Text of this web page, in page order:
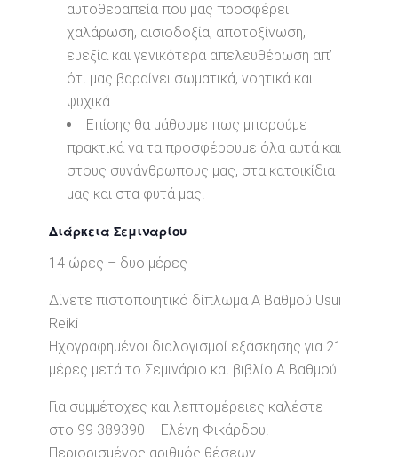
αυτοθεραπεία που μας προσφέρει
χαλάρωση, αισιοδοξία, αποτοξίνωση,
ευεξία και γενικότερα απελευθέρωση απ’
ότι μας βαραίνει σωματικά, νοητικά και
ψυχικά.
Επίσης θα μάθουμε πως μπορούμε
πρακτικά να τα προσφέρουμε όλα αυτά και
στους συνάνθρωπους μας, στα κατοικίδια
μας και στα φυτά μας.
Διάρκεια Σεμιναρίου
14 ώρες – δυο μέρες
Δίνετε πιστοποιητικό δίπλωμα Α Βαθμού Usui
Reiki
Ηχογραφημένοι διαλογισμοί εξάσκησης για 21
μέρες μετά το Σεμινάριο και βιβλίο Α Βαθμού.
Για συμμέτοχες και λεπτομέρειες καλέστε
στο 99 389390 – Ελένη Φικάρδου.
Περιορισμένος αριθμός θέσεων.